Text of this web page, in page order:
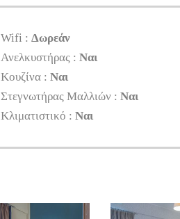
Wifi : Δωρεάν
Ανελκυστήρας : Ναι
Κουζίνα : Ναι
Στεγνωτήρας Μαλλιών : Ναι
Κλιματιστικό : Ναι